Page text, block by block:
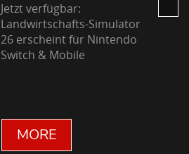
Jetzt verfügbar:
Landwirtschafts-Simulator
26 erscheint für Nintendo
Switch & Mobile
MORE